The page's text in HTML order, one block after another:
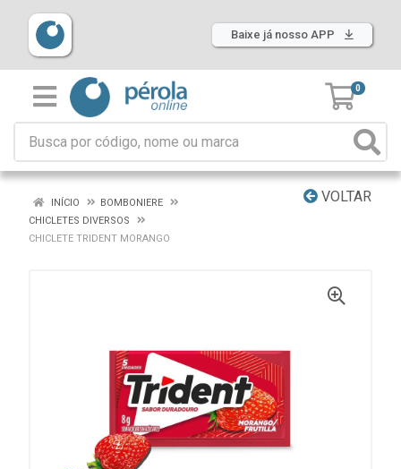
Baixe já nosso APP
0
VOLTAR
INÍCIO
BOMBONIERE
CHICLETES DIVERSOS
CHICLETE TRIDENT MORANGO